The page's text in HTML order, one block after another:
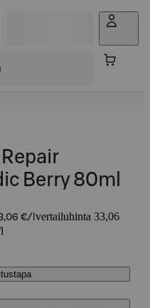
Berry 80ml
€/l vertailuhinta 33,06